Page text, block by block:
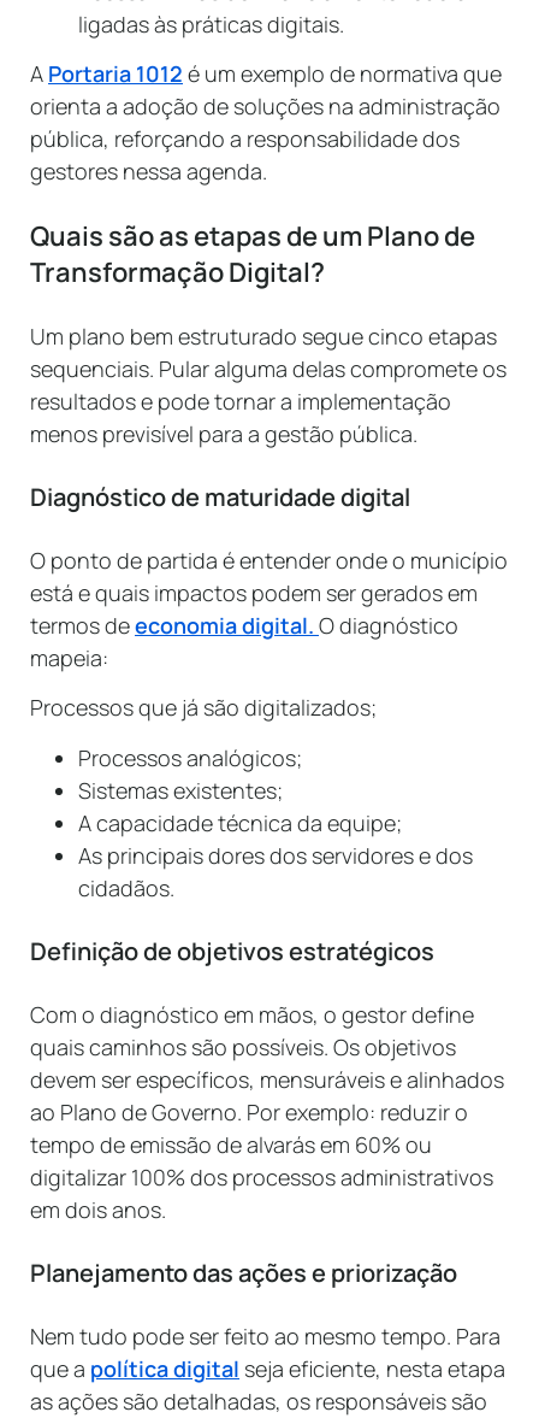
ligadas às práticas digitais.
A Portaria 1012 é um exemplo de normativa que
orienta a adoção de soluções na administração
pública, reforçando a responsabilidade dos
gestores nessa agenda.
Quais são as etapas de um Plano de
Transformação Digital?
Um plano bem estruturado segue cinco etapas
sequenciais. Pular alguma delas compromete os
resultados e pode tornar a implementação
menos previsível para a gestão pública.
Diagnóstico de maturidade digital
O ponto de partida é entender onde o município
está e quais impactos podem ser gerados em
termos deeconomia digital. O diagnóstico
mapeia:
Processos que já são digitalizados;
Processos analógicos;
Sistemas existentes;
A capacidade técnica da equipe;
As principais dores dos servidores e dos
cidadãos.
Definição de objetivos estratégicos
Com o diagnóstico em mãos, o gestor define
quais caminhos são possíveis. Os objetivos
devem ser específicos, mensuráveis e alinhados
ao Plano de Governo. Por exemplo: reduzir o
tempo de emissão de alvarás em 60% ou
digitalizar 100% dos processos administrativos
em dois anos.
Planejamento das ações e priorização
Nem tudo pode ser feito ao mesmo tempo. Para
que a política digital seja eficiente, nesta etapa
as ações são detalhadas, os responsáveis são